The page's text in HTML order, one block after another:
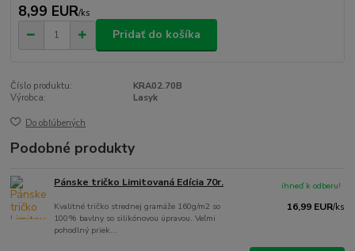
8,99 EUR/ks
Pridať do košíka
Číslo produktu:
KRA02.70B
Výrobca:
Lasyk
Do obľúbených
Podobné produkty
Pánske tričko Limitovaná Edícia 70r.
Kvalitné tričko strednej gramáže 160g/m2 so
100% bavlny so silikónovou úpravou. Veľmi
pohodlný priek...
16,99 EUR/ks
ihneď k odberu!